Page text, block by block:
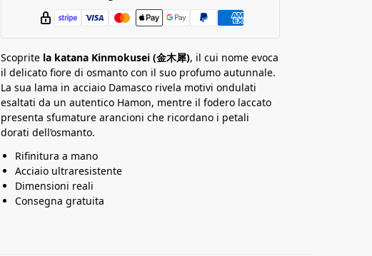
n
a
Scoprite la katana Kinmokusei (金木犀), il cui nome evoca
il delicato fiore di osmanto con il suo profumo autunnale.
La sua lama in acciaio Damasco rivela motivi ondulati
esaltati da un autentico Hamon, mentre il fodero laccato
presenta sfumature arancioni che ricordano i petali
dorati dell’osmanto.
Rifinitura a mano
Acciaio ultraresistente
Dimensioni reali
Consegna gratuita